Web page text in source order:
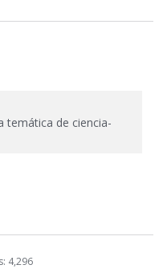
temática de ciencia-
4,296